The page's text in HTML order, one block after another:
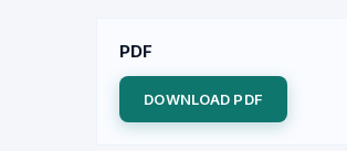
PDF
DOWNLOAD PDF